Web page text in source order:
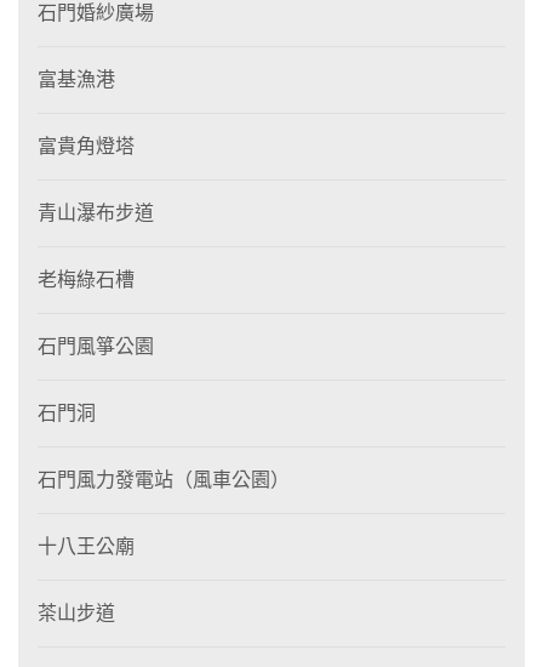
石門婚紗廣場
富基漁港
富貴角燈塔
青山瀑布步道
老梅綠石槽
石門風箏公園
石門洞
石門風力發電站（風車公園）
十八王公廟
茶山步道